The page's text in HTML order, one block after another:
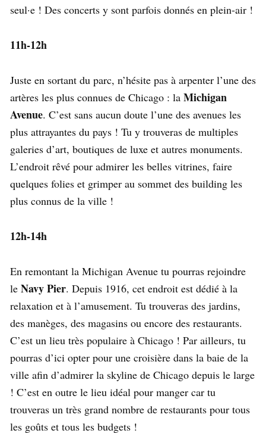
seul·e ! Des concerts y sont parfois donnés en plein-air !
11h-12h
Juste en sortant du parc, n’hésite pas à arpenter l’une des
artères les plus connues de Chicago : la Michigan
Avenue. C’est sans aucun doute l’une des avenues les
plus attrayantes du pays ! Tu y trouveras de multiples
galeries d’art, boutiques de luxe et autres monuments.
L’endroit rêvé pour admirer les belles vitrines, faire
quelques folies et grimper au sommet des building les
plus connus de la ville !
12h-14h
En remontant la Michigan Avenue tu pourras rejoindre
le Navy Pier. Depuis 1916, cet endroit est dédié à la
relaxation et à l’amusement. Tu trouveras des jardins,
des manèges, des magasins ou encore des restaurants.
C’est un lieu très populaire à Chicago ! Par ailleurs, tu
pourras d’ici opter pour une croisière dans la baie de la
ville afin d’admirer la skyline de Chicago depuis le large
! C’est en outre le lieu idéal pour manger car tu
trouveras un très grand nombre de restaurants pour tous
les goûts et tous les budgets !